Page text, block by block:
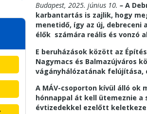
Budapest, 2025. június 10. – A
karbantartás is zajlik, hogy
menetidő, így az új,
élők számára reális és vonzó
E beruházások között az
Nagymacs és Balmazújváros
vágányhálózatának
A MÁV-csoporton kívül álló
hónnappal át kell ütemeznie a
évtizedekkel ezelőtt